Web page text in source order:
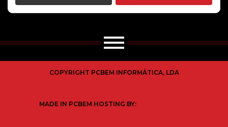
COPYRIGHT PCBEM INFORMÁTICA, LDA
MADE IN PCBEM HOSTING BY: